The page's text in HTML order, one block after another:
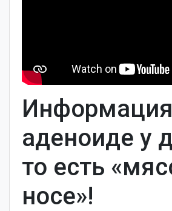
аденоиде у
то есть
носе»!